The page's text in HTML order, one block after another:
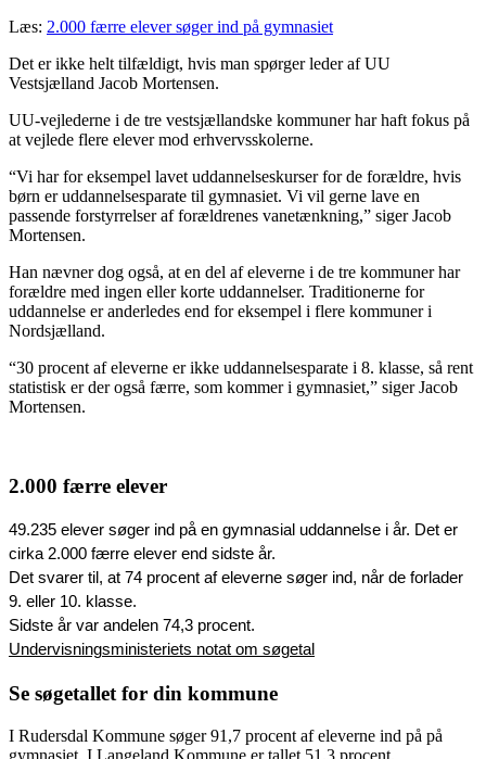
Læs: 2.000 færre elever søger ind på gymnasiet
Det er ikke helt tilfældigt, hvis man spørger leder af UU
Vestsjælland Jacob Mortensen.
UU-vejlederne i de tre vestsjællandske kommuner har haft fokus på
at vejlede flere elever mod erhvervsskolerne.
“Vi har for eksempel lavet uddannelseskurser for de forældre, hvis
børn er uddannelsesparate til gymnasiet. Vi vil gerne lave en
passende forstyrrelser af forældrenes vanetænkning,” siger Jacob
Mortensen.
Han nævner dog også, at en del af eleverne i de tre kommuner har
forældre med ingen eller korte uddannelser. Traditionerne for
uddannelse er anderledes end for eksempel i flere kommuner i
Nordsjælland.
“30 procent af eleverne er ikke uddannelsesparate i 8. klasse, så rent
statistisk er der også færre, som kommer i gymnasiet,” siger Jacob
Mortensen.
2.000 færre elever
49.235 elever søger ind på en gymnasial uddannelse i år. Det er
cirka 2.000 færre elever end sidste år.
Det svarer til, at 74 procent af eleverne søger ind, når de forlader
9. eller 10. klasse.
Sidste år var andelen 74,3 procent.
Undervisningsministeriets notat om søgetal
Se søgetallet for din kommune
I Rudersdal Kommune søger 91,7 procent af eleverne ind på på
gymnasiet. I Langeland Kommune er tallet 51,3 procent.